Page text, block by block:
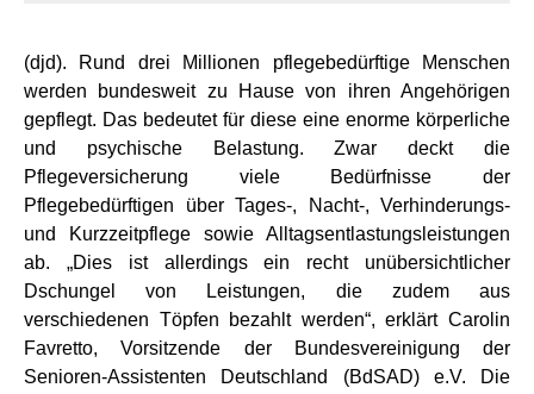
(djd). Rund drei Millionen pflegebedürftige Menschen
werden bundesweit zu Hause von ihren Angehörigen
gepflegt. Das bedeutet für diese eine enorme körperliche
und psychische Belastung. Zwar deckt die
Pflegeversicherung viele Bedürfnisse der
Pflegebedürftigen über Tages-, Nacht-, Verhinderungs-
und Kurzzeitpflege sowie Alltagsentlastungsleistungen
ab. „Dies ist allerdings ein recht unübersichtlicher
Dschungel von Leistungen, die zudem aus
verschiedenen Töpfen bezahlt werden“, erklärt Carolin
Favretto, Vorsitzende der Bundesvereinigung der
Senioren-Assistenten Deutschland (BdSAD) e.V. Die